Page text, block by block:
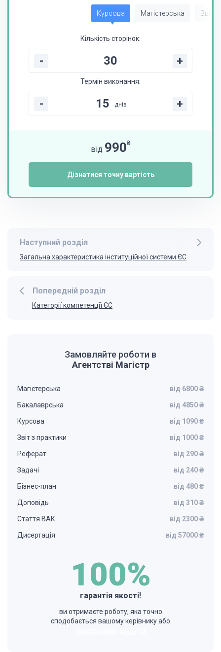
Курсова Магістерська Звіт
Кількість сторінок:
- +
Термін виконання:
- днів +
від 990₴
Дізнатися точну вартість
Попередній розділ
Категорії компетенції ЄС
Наступний розділ
Загальна характеристика інституційної системи ЄС
Замовляйте роботи в
Агентстві Магістр
Магістерська від 6800 ₴
Бакалаврська від 4850 ₴
Курсова від 1090 ₴
Звіт з практики від 1000 ₴
Реферат від 290 ₴
Задачі від 240 ₴
Бізнес-план від 480 ₴
Доповідь від 310 ₴
Стаття ВАК від 2300 ₴
Дисертація від 57000 ₴
100%
гарантія якості!
ви отримаєте роботу, яка точно
сподобається вашому керівнику або